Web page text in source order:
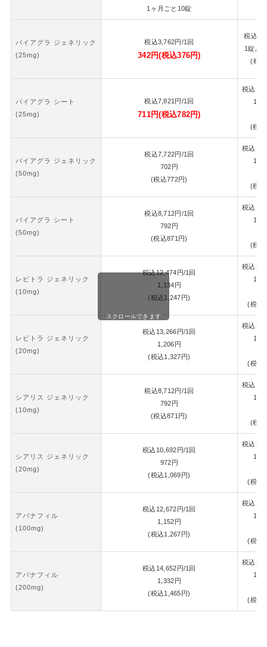
1ヶ月ごと10錠
バイアグラ ジェネリック
(25mg)
税込3,762円/1回
342円(税込376円)
税込
1錠あ
(税
バイアグラ シート
(25mg)
税込7,821 円/1回
711円(税込782円)
税込
1錠
(税込
バイアグラ ジェネリック
(50mg)
税込7,722円/1回
702円
(税込772円)
税込
1錠
(税込
バイアグラ シート
(50mg)
税込8,712円/1回
792円
(税込871 円)
税込
1錠
(税込
レビトラ ジェネリック
(10mg)
税込12,474円/1回
1,134円
(税込1,247円)
税込
1錠
(税込
レビトラ ジェネリック
(20mg)
税込 13,266円/1回
1,206円
(税込1,327円)
税込
1錠
(税込
シアリス ジェネリック
(10mg)
税込8,712円/1回
792円
(税込871 円)
税込
1錠
(税込
シアリス ジェネリック
(20mg)
税込 10,692円/1回
972円
(税込1,069円)
税込
1錠
(税込
アバナフィル
(100mg)
税込 12,672円/1回
1,152円
(税込1,267円)
税込
1錠
(税込
アバナフィル
(200mg)
税込 14,652円/1回
1,332円
(税込1,465円)
税込
1錠
(税込
スクロールできます